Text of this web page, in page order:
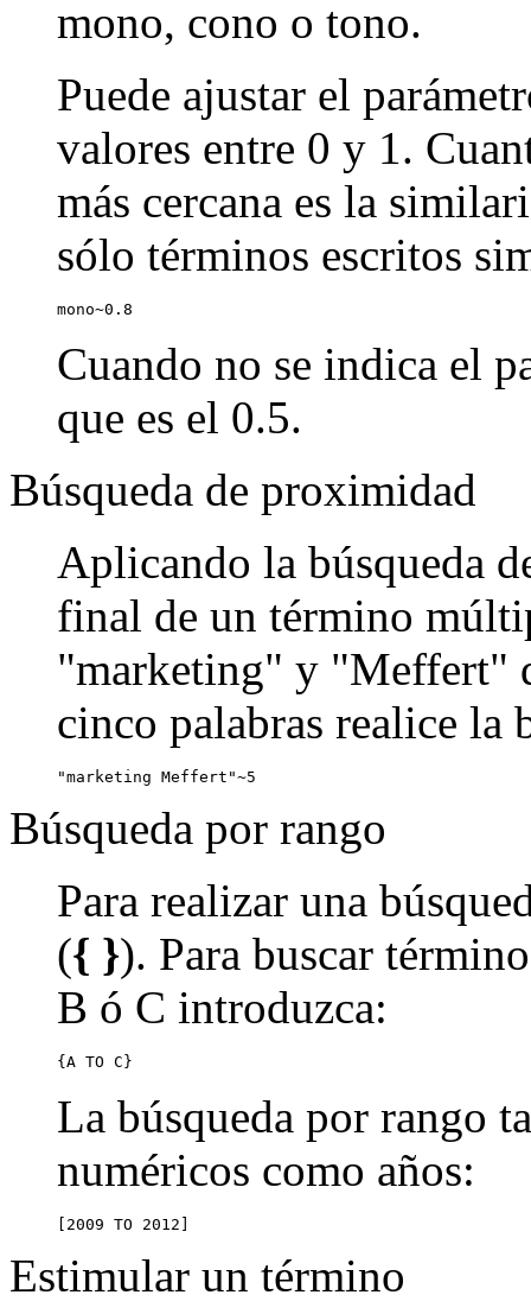
mono, cono o tono.
Puede ajustar el
valores entre 0 y 1.
más cercana es la
sólo términos escritos
mono~0.8
Cuando no se indica el
que es el 0.5.
Búsqueda de proximidad
Aplicando la búsqueda
final de un término
"marketing" y "Meffert"
cinco palabras realice la
"marketing Meffert"~5
Búsqueda por rango
Para realizar una
({ }). Para buscar
B ó C introduzca:
{A TO C}
La búsqueda por rango
numéricos como años:
[2009 TO 2012]
Estimular un término